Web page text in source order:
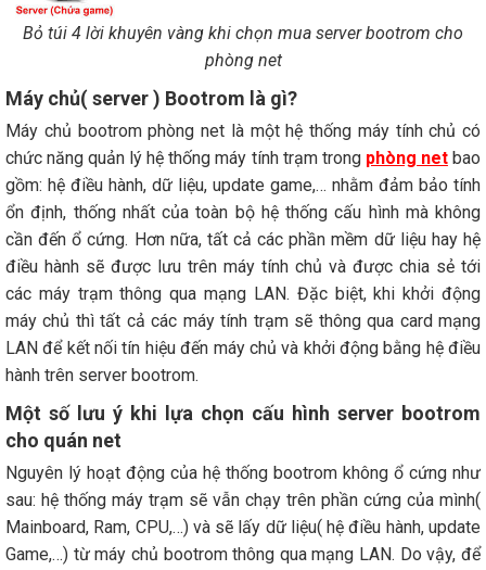
Bỏ túi 4 lời khuyên vàng khi chọn mua server bootrom cho
phòng net
Máy chủ( server ) Bootrom là gì?
Máy chủ bootrom phòng net là một hệ thống máy tính chủ có
chức năng quản lý hệ thống máy tính trạm trong phòng netbao
gồm: hệ điều hành, dữ liệu, update game,… nhằm đảm bảo tính
ổn định, thống nhất của toàn bộ hệ thống cấu hình mà không
cần đến ổ cứng. Hơn nữa, tất cả các phần mềm dữ liệu hay hệ
điều hành sẽ được lưu trên máy tính chủ và được chia sẻ tới
các máy trạm thông qua mạng LAN. Đặc biệt, khi khởi động
máy chủ thì tất cả các máy tính trạm sẽ thông qua card mạng
LAN để kết nối tín hiệu đến máy chủ và khởi động bằng hệ điều
hành trên server bootrom.
Một số lưu ý khi lựa chọn cấu hình server bootrom
cho quán net
Nguyên lý hoạt động của hệ thống bootrom không ổ cứng như
sau: hệ thống máy trạm sẽ vẫn chạy trên phần cứng của mình(
Mainboard, Ram, CPU,…) và sẽ lấy dữ liệu( hệ điều hành, update
Game,…) từ máy chủ bootrom thông qua mạng LAN. Do vậy, để